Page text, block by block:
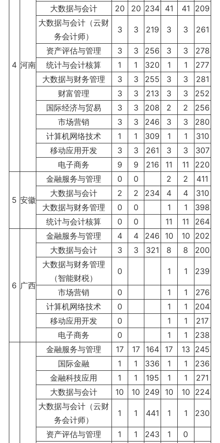
4 河南
大数据与会计
20 20 234 41 41 209
大数据与会计（云财
务会计师）
3 3 219 3 3 261
资产评估与管理 3 3 256 3 3
278
统计与会计核算
1 1 320 1 1
277
大数据与财务管理
3 3 255 3 3
281
财富管理
3 3 213 3 3
252
国际经济与贸易
3 3 208 2 2
256
市场营销
3 3 246 3 3
280
计算机网络技术
1 1 309 1 1
310
移动应用开发
3 3 261 3 3
307
电子商务
9 9 216 11 11 220
5 安徽
金融服务与管理 0 0 2 2
411
大数据与会计
2 2 234 4 4
310
大数据与财务管理
0 0 1 1
398
统计与会计核算
0 0 11 11 264
6 广西
金融服务与管理 4 4 246 10 10 202
大数据与会计
3 3 321 8 8
200
大数据与财务管理
（智能财税）
0 1 1 239
市场营销 0 1 1
276
计算机网络技术
0 1 1
204
移动应用开发
0 1 1
217
电子商务
0 1 1 238
金融服务与管理 17 17 164 17 13 245
国际金融
1 1 336 1 1
236
金融科技应用
1 1 195 1 1
271
大数据与会计
10 10 249 10 10 224
大数据与会计（云财
务会计师）
1 1 441 1 1 230
资产评估与管理 1 1 243 1
0